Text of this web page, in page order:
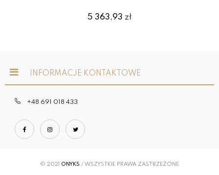
5 363,93 zł
INFORMACJE KONTAKTOWE
+48 691 018 433
© 2021 ONYKS / WSZYSTKIE PRAWA ZASTRZEŻONE